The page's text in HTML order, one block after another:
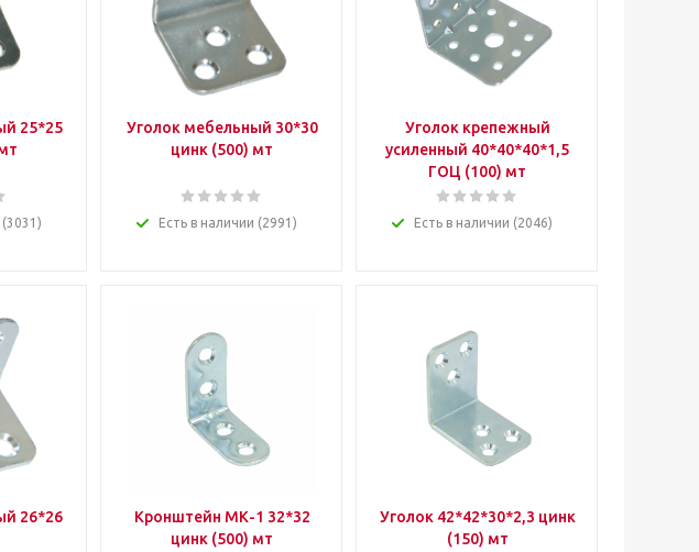
25*25
(3031)
Уголок мебельный 30*30
цинк (500) мт
Есть в наличии (2991)
Уголок крепежный
усиленный 40*40*40*1,5
ГОЦ (100) мт
Есть в наличии (2046)
26*26
Кронштейн МК-1 32*32
цинк (500) мт
Уголок 42*42*30*2,3 цинк
(150) мт